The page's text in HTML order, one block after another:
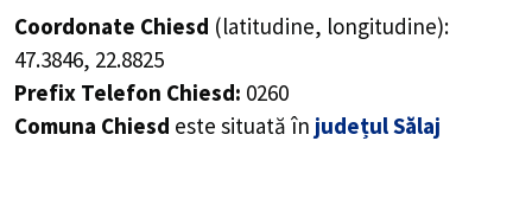
Coordonate Chiesd (latitudine, longitudine):
47.3846, 22.8825
Prefix Telefon Chiesd: 0260
Comuna Chiesd este situată în județul Sălaj